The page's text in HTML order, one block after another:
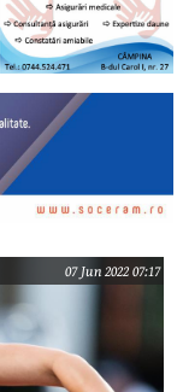
07 Jun 2022 07:17